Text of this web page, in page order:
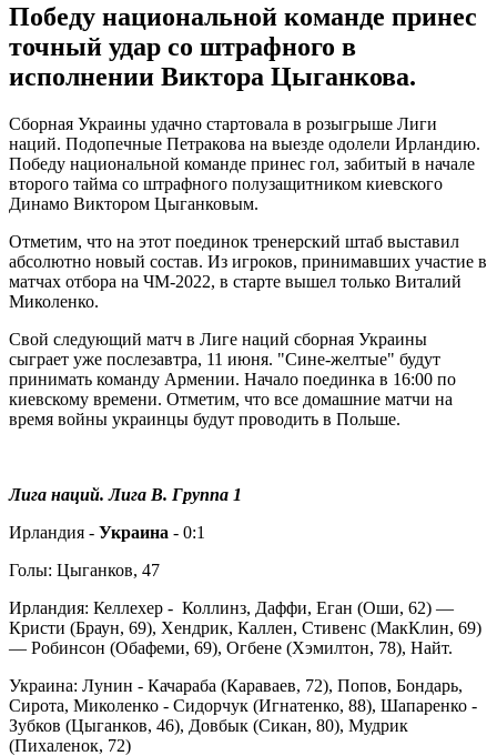
Победу национальной команде принес
точный удар со штрафного в
исполнении Виктора Цыганкова.
Сборная Украины удачно стартовала в розыгрыше Лиги
наций. Подопечные Петракова на выезде одолели Ирландию.
Победу национальной команде принес гол, забитый в начале
второго тайма со штрафного полузащитником киевского
Динамо Виктором Цыганковым.
Отметим, что на этот поединок тренерский штаб выставил
абсолютно новый состав. Из игроков, принимавших участие в
матчах отбора на ЧМ-2022, в старте вышел только Виталий
Миколенко.
Свой следующий матч в Лиге наций сборная Украины
сыграет уже послезавтра, 11 июня. "Сине-желтые" будут
принимать команду Армении. Начало поединка в 16:00 по
киевскому времени. Отметим, что все домашние матчи на
время войны украинцы будут проводить в Польше.
Лига наций. Лига В. Группа 1
Ирландия - Украина - 0:1
Голы: Цыганков, 47
Ирландия: Келлехер - Коллинз, Даффи, Еган (Оши, 62) —
Кристи (Браун, 69), Хендрик, Каллен, Стивенс (МакКлин, 69)
— Робинсон (Обафеми, 69), Огбене (Хэмилтон, 78), Найт.
Украина: Лунин - Качараба (Караваев, 72), Попов, Бондарь,
Сирота, Миколенко - Сидорчук (Игнатенко, 88), Шапаренко -
Зубков (Цыганков, 46), Довбык (Сикан, 80), Мудрик
(Пихаленок, 72)